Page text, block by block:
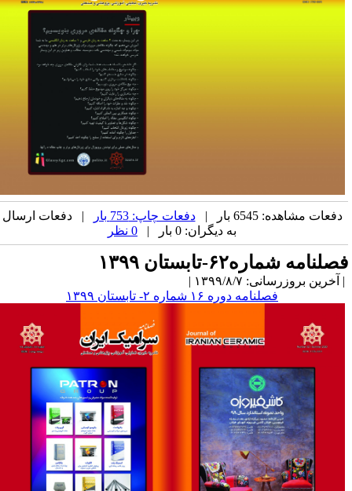
دفعات مشاهده: 6545 بار | دفعات چاپ: 753 بار
| دفعات ارسال
به دیگران: 0 بار |
شماره۶۲-تابستان ۱۳۹۹
بروزرسانی: ۱۳۹۹/۸/۷ |
فصلنامه دوره ۱۶ شماره ۲- تابستان ۱۳۹۹